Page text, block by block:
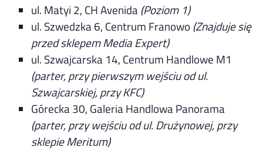
ul. Matyi 2, CH Avenida (Poziom 1)
ul. Szwedzka 6, Centrum Franowo (Znajduje się
przed sklepem Media Expert)
ul. Szwajcarska 14, Centrum Handlowe M1
(parter, przy pierwszym wejściu od ul.
Szwajcarskiej, przy KFC)
Górecka 30, Galeria Handlowa Panorama
(parter, przy wejściu od ul. Drużynowej, przy
sklepie Meritum)